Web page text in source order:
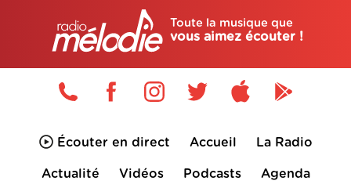
Toute la musique que
vous aimez écouter !
Écouter en direct Accueil La Radio
Actualité Vidéos Podcasts Agenda